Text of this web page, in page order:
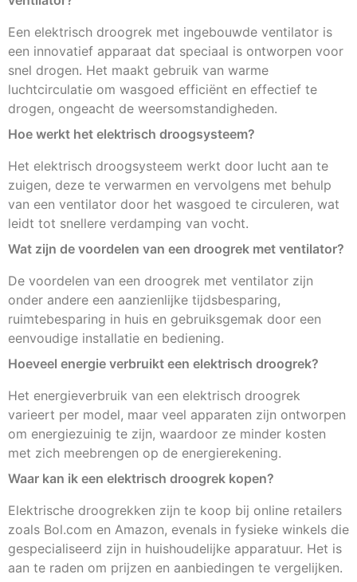
Een elektrisch droogrek met ingebouwde ventilator is
een innovatief apparaat dat speciaal is ontworpen voor
snel drogen. Het maakt gebruik van warme
luchtcirculatie om wasgoed efficiënt en effectief te
drogen, ongeacht de weersomstandigheden.
Hoe werkt het elektrisch droogsysteem?
Het elektrisch droogsysteem werkt door lucht aan te
zuigen, deze te verwarmen en vervolgens met behulp
van een ventilator door het wasgoed te circuleren, wat
leidt tot snellere verdamping van vocht.
Wat zijn de voordelen van een droogrek met ventilator?
De voordelen van een droogrek met ventilator zijn
onder andere een aanzienlijke tijdsbesparing,
ruimtebesparing in huis en gebruiksgemak door een
eenvoudige installatie en bediening.
Hoeveel energie verbruikt een elektrisch droogrek?
Het energieverbruik van een elektrisch droogrek
varieert per model, maar veel apparaten zijn ontworpen
om energiezuinig te zijn, waardoor ze minder kosten
met zich meebrengen op de energierekening.
Waar kan ik een elektrisch droogrek kopen?
Elektrische droogrekken zijn te koop bij online retailers
zoals Bol.com en Amazon, evenals in fysieke winkels die
gespecialiseerd zijn in huishoudelijke apparatuur. Het is
aan te raden om prijzen en aanbiedingen te vergelijken.